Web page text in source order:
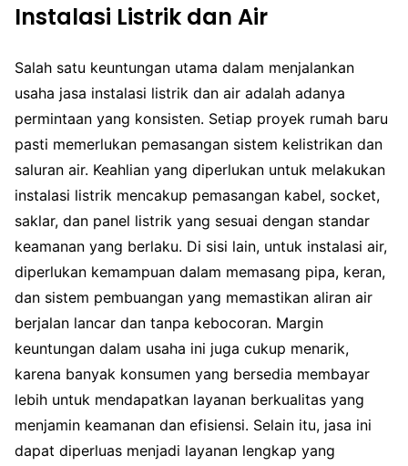
Instalasi Listrik dan Air
Salah satu keuntungan utama dalam menjalankan
usaha jasa instalasi listrik dan air adalah adanya
permintaan yang konsisten. Setiap proyek rumah baru
pasti memerlukan pemasangan sistem kelistrikan dan
saluran air. Keahlian yang diperlukan untuk melakukan
instalasi listrik mencakup pemasangan kabel, socket,
saklar, dan panel listrik yang sesuai dengan standar
keamanan yang berlaku. Di sisi lain, untuk instalasi air,
diperlukan kemampuan dalam memasang pipa, keran,
dan sistem pembuangan yang memastikan aliran air
berjalan lancar dan tanpa kebocoran. Margin
keuntungan dalam usaha ini juga cukup menarik,
karena banyak konsumen yang bersedia membayar
lebih untuk mendapatkan layanan berkualitas yang
menjamin keamanan dan efisiensi. Selain itu, jasa ini
dapat diperluas menjadi layanan lengkap yang